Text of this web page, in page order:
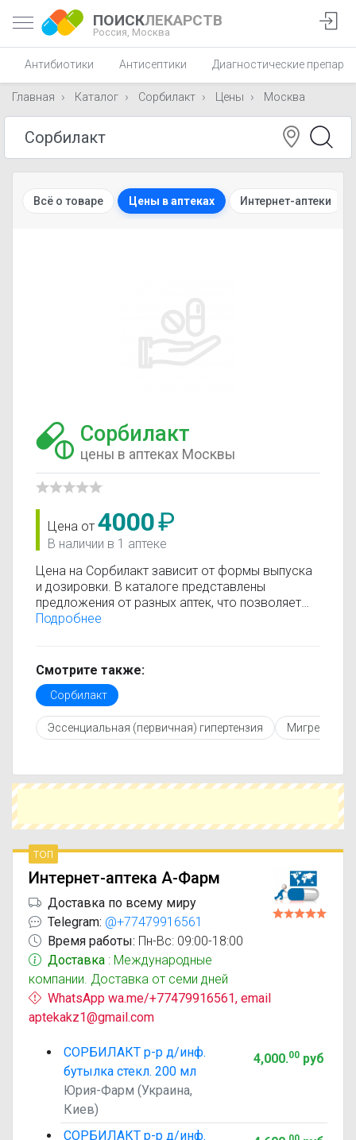
ПОИСКЛЕКАРСТВ
Россия, Москва
Антибиотики Антисептики Диагностические
Главная Каталог Сорбилакт Цены Москва
Всё о товаре Цены в аптеках Интернет-аптеки
Сорбилакт
цены в аптеках Москвы
Цена от 4000₽
В наличии в 1 аптеке
Цена на Сорбилакт зависит от формы выпуска
и дозировки. В каталоге представлены
предложения от разных аптек, что позволяет
быстро найти, где купить Сорбилакт по
только актуальные данные.
Перед покупкой рекомендуется ознакомиться с
инструкцией по применению, показаниями и
противопоказаниями. При необходимости вы
можете подобрать аналоги Сорбилакт с
Чтобы купить Сорбилакт в ближайшей аптеке,
укажите свой город и сравните предложения.
оптимальный вариант по цене и наличию.
Подробнее
Смотрите также:
Сорбилакт
Эссенциальная (первичная) гипертензия Мигрень
топ
Интернет-аптека А-Фарм
Доставка по всему миру
Telegram: @+77479916561
Время работы: Пн-Вс: 09:00-18:00
Доставка : Международные
компании. Доставка от семи дней
WhatsApp wa.me/+77479916561, email
aptekakz1@gmail.com
СОРБИЛАКТ р-р д/инф.
бутылка стекл. 200 мл
Юрия-Фарм (Украина,
Киев)
4,000.00руб
СОРБИЛАКТ р-р д/инф.